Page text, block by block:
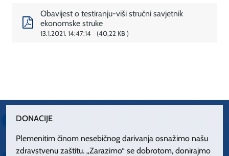
Obavijest o testiranju-viši stručni savjetnik
ekonomske struke
13.1.2021. 14:47:14 40,22 KB
DONACIJE
Plemenitim činom nesebičnog darivanja osnažimo našu
zdravstvenu zaštitu. „Zarazimo“ se dobrotom, donirajmo